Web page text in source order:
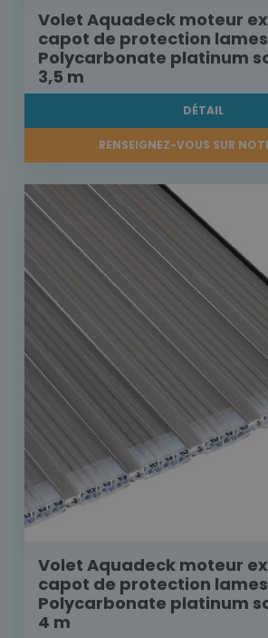
Volet Aquadeck moteur
capot de protection lames
Polycarbonate platinum
3,5 m
DÉTAIL
RENSEIGNEZ-VOUS SUR
Volet Aquadeck moteur
capot de protection lames
Polycarbonate platinum
4 m